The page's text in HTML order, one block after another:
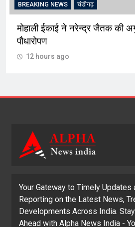
BREAKING NEWS चंडीगढ़
मोहाली ईकाई ने नरेन्द्र जैतक की
पौधारोपण
12 hours ago
Your Gateway to Timely Updates
Reporting on the Latest News,
Developments Across India.
Ahead with Alpha News India -